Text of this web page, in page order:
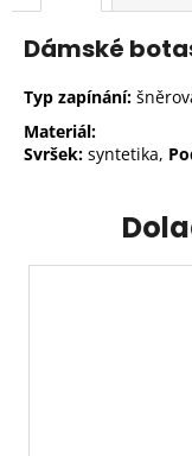
Dámské
Typ zapínání:
Materiál:
Svršek: syntetika,